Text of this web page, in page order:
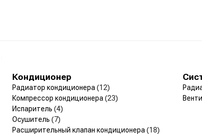
Кондиционер
Радиатор кондиционера (12)
Компрессор кондиционера (23)
Испаритель (4)
Осушитель (7)
Расширительный клапан кондиционера (18)